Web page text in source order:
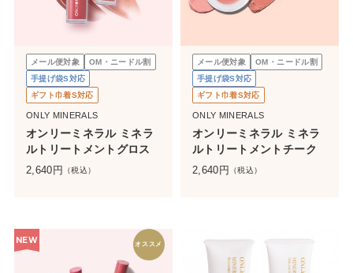
メール便対象
OM・ニードル割
手提げ袋S対応
ギフト巾着S対応
ONLY MINERALS
オンリーミネラル ミネラ
ルトリートメントグロス
2,640 円 （税込）
メール便対象
OM・ニードル割
手提げ袋S対応
ギフト巾着S対応
ONLY MINERALS
オンリーミネラル ミネラ
ルトリートメントチーク
2,640 円 （税込）
NEW オススメ